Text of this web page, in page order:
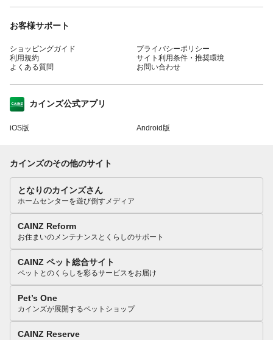
お客様サポート
ショッピングガイド
利用規約
よくある質問
プライバシーポリシー
サイト利用条件・推奨環境
お問い合わせ
カインズ公式アプリ
iOS版 Android版
カインズのその他のサイト
となりのカインズさん
ホームセンターを遊び倒すメディア
CAINZ Reform
お住まいのメンテナンスとくらしのサポート
CAINZ ペット総合サイト
ペットとのくらしを彩るサービスをお届け
Pet’s One
カインズが展開するペットショップ
CAINZ Reserve